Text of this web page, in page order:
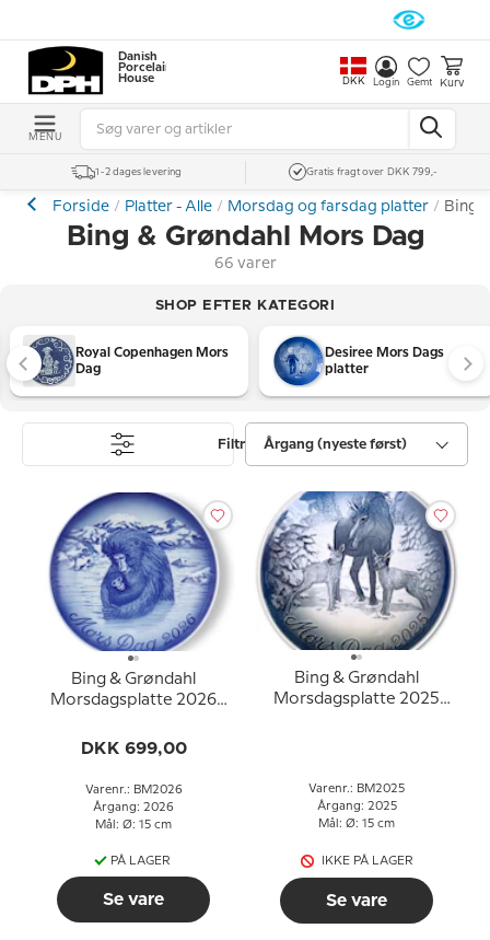
Danish
Porcelain
House
DKK Login Gemt Kurv
MENU
1-2 dages levering Gratis fragt over DKK 799,-
Forside Platter - Alle Morsdag og farsdag platter Bing
Bing & Grøndahl Mors Dag
66 varer
SHOP EFTER KATEGORI
Royal Copenhagen Mors
Dag
Desiree Mors Dags
platter
Filtre Årgang (nyeste først)
Bing & Grøndahl
Morsdagsplatte 2026
unge
DKK 699,00
Varenr.: BM2026
Årgang: 2026
Mål: Ø: 15 cm
PÅ LAGER
Se vare
Bing & Grøndahl
Morsdagsplatte 2025
Varenr.: BM2025
Årgang: 2025
Mål: Ø: 15 cm
IKKE PÅ LAGER
Se vare